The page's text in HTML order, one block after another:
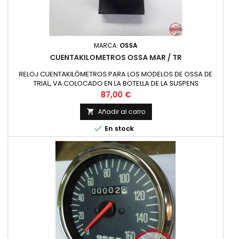
MARCA: OSSA
CUENTAKILOMETROS OSSA MAR / TR
RELOJ CUENTAKILÓMETROS PARA LOS MODELOS DE OSSA DE
TRIAL, VA COLOCADO EN LA BOTELLA DE LA SUSPENS
Precio
87,00 €
 Añadir al carro
 En stock